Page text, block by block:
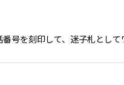
を刻印して、迷子札とし